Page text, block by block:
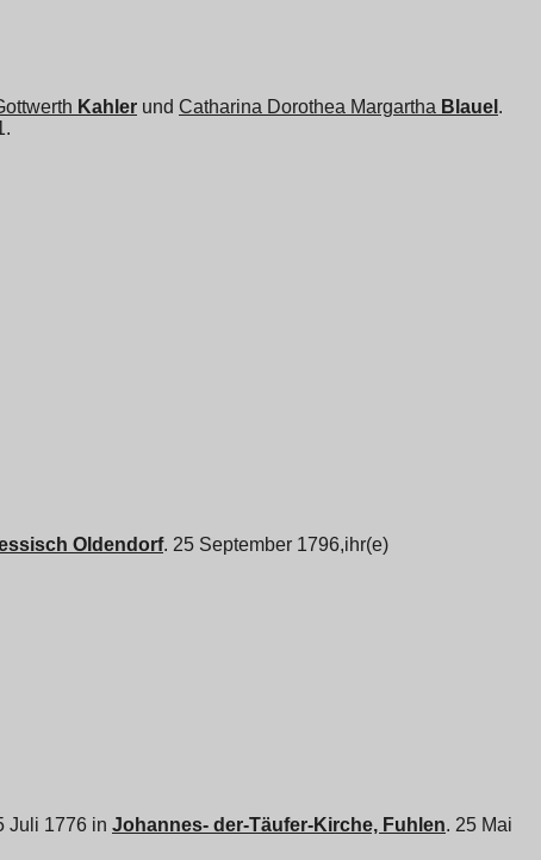
Kahler und Catharina Dorothea Margartha Blauel .
Oldendorf. 25 September 1796,ihr(e)
Juli 1776 in Johannes- der-Täufer-Kirche, Fuhlen. 25 Mai